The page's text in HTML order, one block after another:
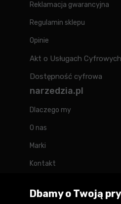
Reklamacja gwarancyjna
Regulamin sklepu
Opinie
Akt o Usługach
Dostępność cyfrowa
narzedzia.pl
Dlaczego my
O nas
Marki
Kontakt
Forum
Dbamy o Twoją